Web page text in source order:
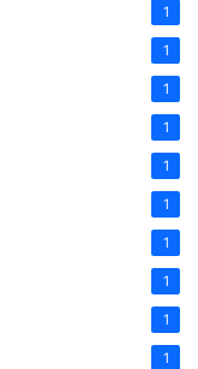
1
1
1
1
1
1
1
1
1
1